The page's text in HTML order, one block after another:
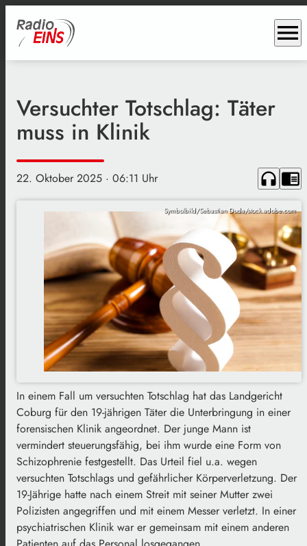
menu
Versuchter Totschlag: Täter
muss in Klinik
22. Oktober 2025 · 06:11 Uhr headphones chrome_reader_mode
Symbolbild/Sebastian Duda/stock.adobe.com
In einem Fall um versuchten Totschlag hat das Landgericht
Coburg für den 19-jährigen Täter die Unterbringung in einer
forensischen Klinik angeordnet. Der junge Mann ist
vermindert steuerungsfähig, bei ihm wurde eine Form von
Schizophrenie festgestellt. Das Urteil fiel u.a. wegen
versuchten Totschlags und gefährlicher Körperverletzung. Der
19-Jährige hatte nach einem Streit mit seiner Mutter zwei
Polizisten angegriffen und mit einem Messer verletzt. In einer
psychiatrischen Klinik war er gemeinsam mit einem anderen